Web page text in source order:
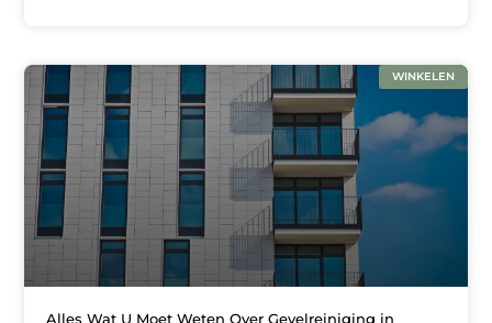
WINKELEN
Alles Wat U Moet Weten Over Gevelreiniging in